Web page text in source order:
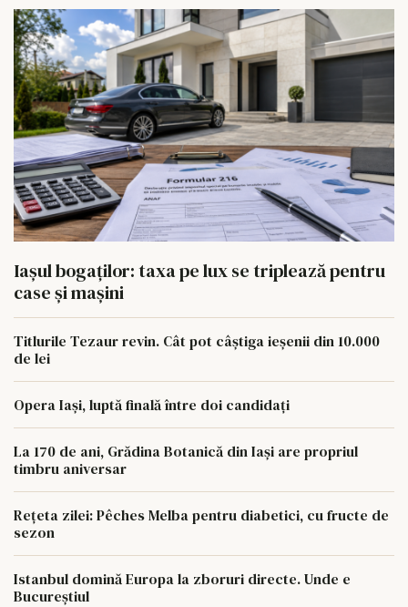
Iașul bogaților: taxa pe lux se triplează pentru
case și mașini
Titlurile Tezaur revin. Cât pot câștiga ieșenii din 10.000
de lei
Opera Iași, luptă finală între doi candidați
La 170 de ani, Grădina Botanică din Iași are propriul
timbru aniversar
Rețeta zilei: Pêches Melba pentru diabetici, cu fructe de
sezon
Istanbul domină Europa la zboruri directe. Unde e
Bucureștiul